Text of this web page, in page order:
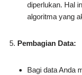
diperlukan. Hal
algoritma yang
Pembagian Data:
Bagi data Anda